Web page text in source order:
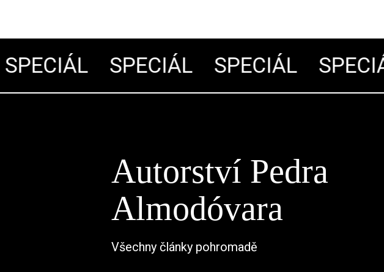
SPECIÁL SPECIÁL SPECIÁL
Autorství Pedra
Almodóvara
Všechny články pohromadě